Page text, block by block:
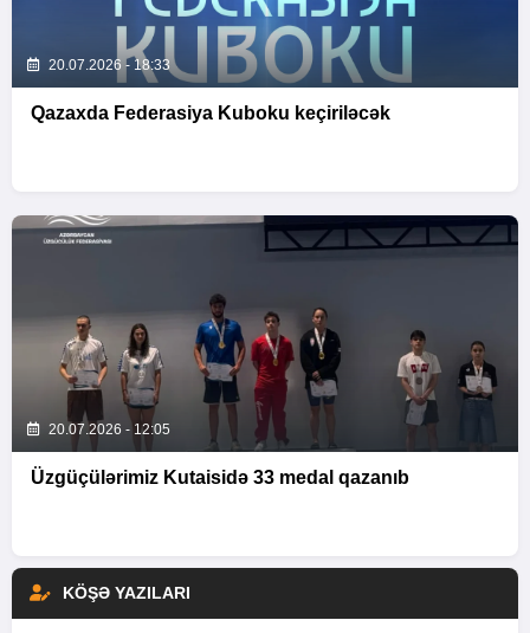
20.07.2026 - 18:33
Qazaxda Federasiya Kuboku keçiriləcək
20.07.2026 - 12:05
Üzgüçülərimiz Kutaisidə 33 medal qazanıb
KÖŞƏ YAZILARI